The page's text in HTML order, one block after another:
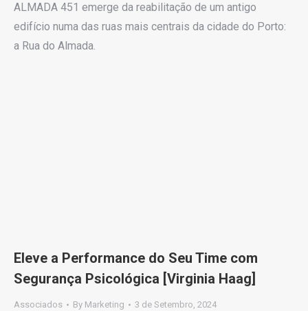
ALMADA 451 emerge da reabilitação de um antigo
edifício numa das ruas mais centrais da cidade do Porto:
a Rua do Almada.
Eleve a Performance do Seu Time com
Segurança Psicológica [Virginia Haag]
Associados By Marketing 3 de Setembro, 2024